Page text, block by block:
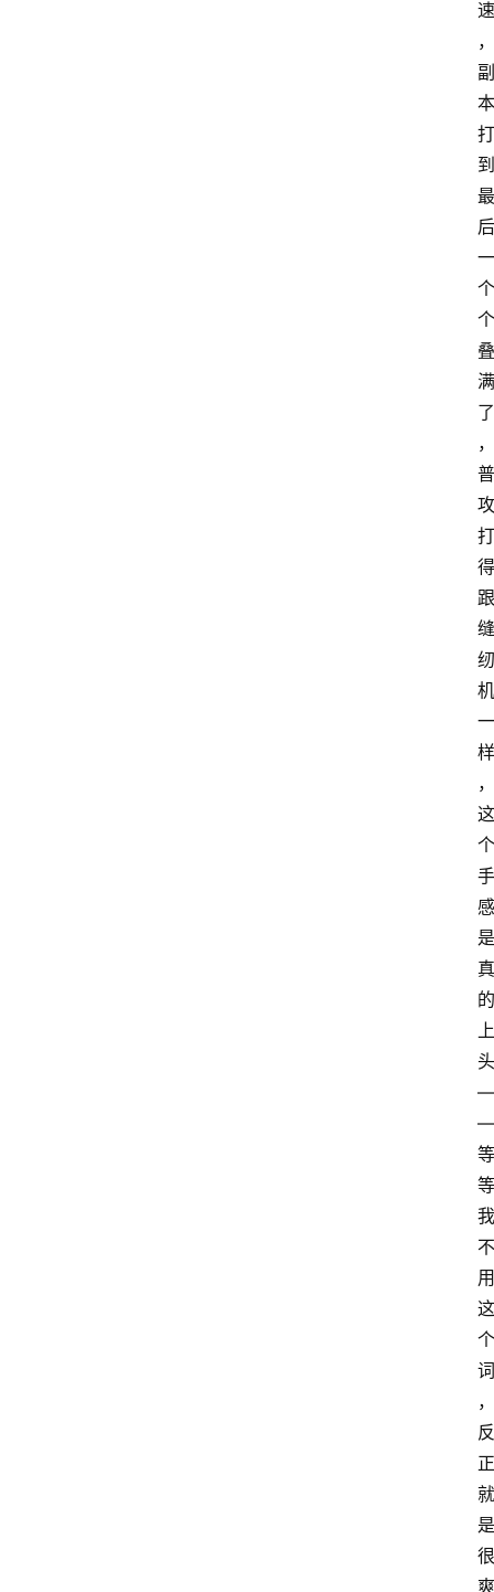
速
，
副
本
打
到
最
后
一
个
个
叠
满
了
，
普
攻
打
得
跟
缝
纫
机
一
样
，
这
个
手
感
是
真
的
上
头
—
—
等
等
我
不
用
这
个
词
，
反
正
就
是
很
爽